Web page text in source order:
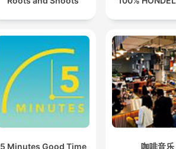
5 Minutes Good Time 咖啡音乐